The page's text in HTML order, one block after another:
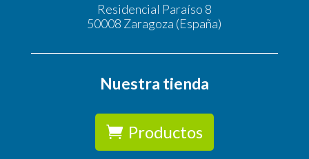
Residencial Paraíso 8
50008 Zaragoza (España)
Nuestra tienda
Productos